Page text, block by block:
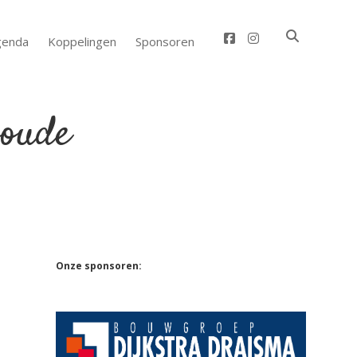
Koppelingen Sponsoren facebook
instagram
Sidebar
Onze sponsoren: